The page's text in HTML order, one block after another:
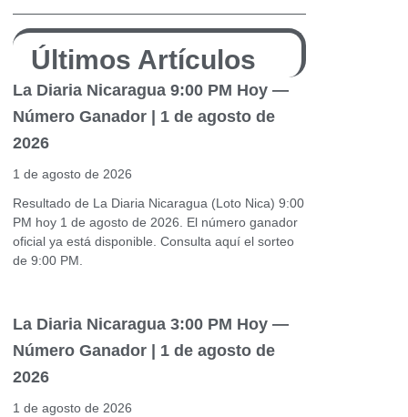
Últimos Artículos
La Diaria Nicaragua 9:00 PM Hoy —
Número Ganador | 1 de agosto de
2026
1 de agosto de 2026
Resultado de La Diaria Nicaragua (Loto Nica) 9:00
PM hoy 1 de agosto de 2026. El número ganador
oficial ya está disponible. Consulta aquí el sorteo
de 9:00 PM.
La Diaria Nicaragua 3:00 PM Hoy —
Número Ganador | 1 de agosto de
2026
1 de agosto de 2026